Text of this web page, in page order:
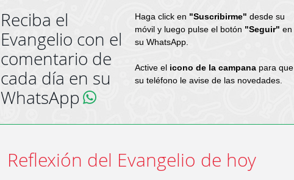
Reciba el
Evangelio con el
comentario de
cada día en su
WhatsApp
Haga click en "Suscribirme" desde su
móvil y luego pulse el botón "Seguir" en
su WhatsApp.
Active el icono de la campanapara que
su teléfono le avise de las novedades.
Reflexión del Evangelio de hoy